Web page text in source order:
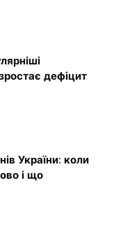
дефіцит
України: коли
і що